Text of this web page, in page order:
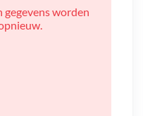
gegevens worden